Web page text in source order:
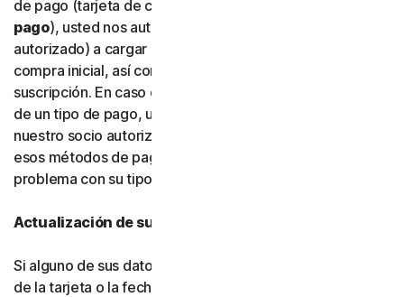
de pago (tarjeta de crédito o débito u otro
pago), usted nos autoriza a nosotros (o a nuestro socio
autorizado) a cargar en su tipo de pago el importe de la
compra inicial, así como las renovaciones de la
suscripción. En caso de que proporcione y almacene más
de un tipo de pago, usted nos autoriza a nosotros (o a
nuestro socio autorizado) a cargar automáticamente
esos métodos de pago alternativos si se produce algún
problema con su tipo de pago principal.
Actualización de sus datos de pago
Si alguno de sus datos de pago cambia (como el número
de la tarjeta o la fecha de vencimiento), actualice lo